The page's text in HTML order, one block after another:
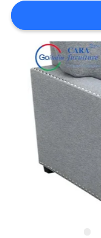
СПРОСИТЕ
ЦИТАТУ
КАРТА
САЙТА
ПОЛИТИКА
УЕДИНЕНИЯ